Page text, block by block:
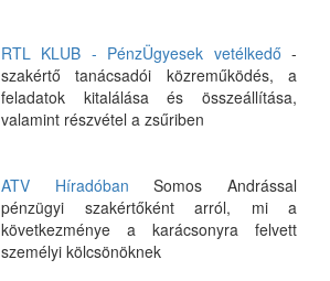
RTL KLUB - PénzÜgyesek vetélkedő -
szakértő tanácsadói közreműködés, a
feladatok kitalálása és összeállítása,
valamint részvétel a zsűriben
ATV Híradóban Somos Andrással
pénzügyi szakértőként arról, mi a
következménye a karácsonyra felvett
személyi kölcsönöknek